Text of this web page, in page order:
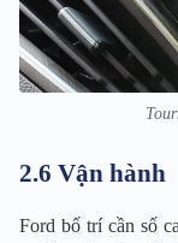
2.6 Vận hành
Ford bố trí cần số